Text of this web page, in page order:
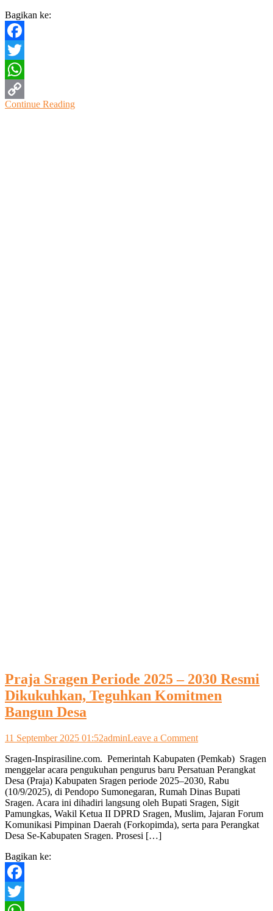
Bagikan ke:
Facebook
Twitter
WhatsApp
Copy
Continue Reading
Praja Sragen Periode 2025 – 2030 Resmi
Dikukuhkan, Teguhkan Komitmen
Bangun Desa
11 September 2025 01:52adminLeave a Commenton
Sragen
Periode
2025
–
2030
Resmi
Dikukuhkan,
Sragen-Inspirasiline.com. Pemerintah Kabupaten (Pemkab) Sragen
menggelar acara pengukuhan pengurus baru Persatuan Perangkat
Desa (Praja) Kabupaten Sragen periode 2025–2030, Rabu
(10/9/2025), di Pendopo Sumonegaran, Rumah Dinas Bupati
Sragen. Acara ini dihadiri langsung oleh Bupati Sragen, Sigit
Pamungkas, Wakil Ketua II DPRD Sragen, Muslim, Jajaran Forum
Komunikasi Pimpinan Daerah (Forkopimda), serta para Perangkat
Desa Se-Kabupaten Sragen. Prosesi […]
Bagikan ke:
Facebook